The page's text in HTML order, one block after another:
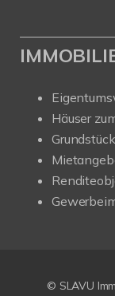
Häuser
© SLAVU